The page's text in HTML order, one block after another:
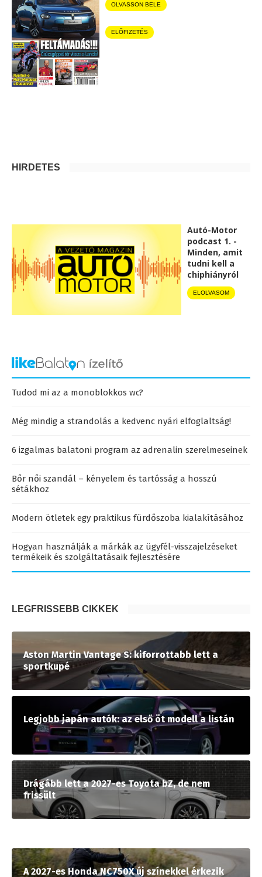
OLVASSON BELE
ELŐFIZETÉS
HIRDETÉS
Autó-Motor
podcast 1. -
Minden, amit
tudni kell a
chiphiányról
ELOLVASOM
Tudod mi az a monoblokkos wc?
Még mindig a strandolás a kedvenc nyári elfoglaltság!
6 izgalmas balatoni program az adrenalin szerelmeseinek
Bőr női szandál – kényelem és tartósság a hosszú
sétákhoz
Modern ötletek egy praktikus fürdőszoba kialakításához
Hogyan használják a márkák az ügyfél-visszajelzéseket
termékeik és szolgáltatásaik fejlesztésére
LEGFRISSEBB CIKKEK
Aston Martin Vantage S: kiforrottabb lett a
sportkupé
Legjobb japán autók: az első öt modell a listán
Drágább lett a 2027-es Toyota bZ, de nem
frissült
A 2027-es Honda NC750X új színekkel érkezik